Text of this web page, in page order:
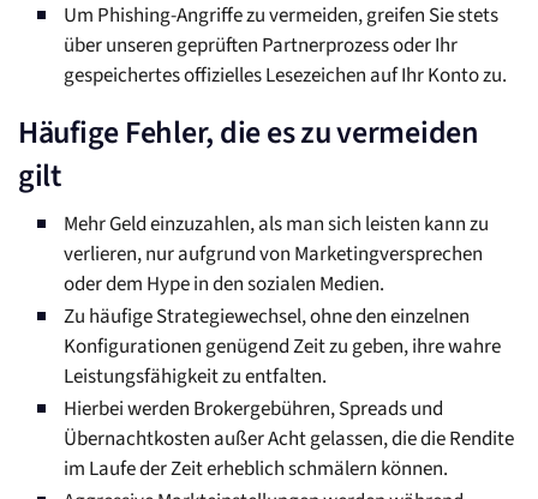
Um Phishing-Angriffe zu vermeiden, greifen Sie stets
über unseren geprüften Partnerprozess oder Ihr
gespeichertes offizielles Lesezeichen auf Ihr Konto zu.
Häufige Fehler, die es zu vermeiden
gilt
Mehr Geld einzuzahlen, als man sich leisten kann zu
verlieren, nur aufgrund von Marketingversprechen
oder dem Hype in den sozialen Medien.
Zu häufige Strategiewechsel, ohne den einzelnen
Konfigurationen genügend Zeit zu geben, ihre wahre
Leistungsfähigkeit zu entfalten.
Hierbei werden Brokergebühren, Spreads und
Übernachtkosten außer Acht gelassen, die die Rendite
im Laufe der Zeit erheblich schmälern können.